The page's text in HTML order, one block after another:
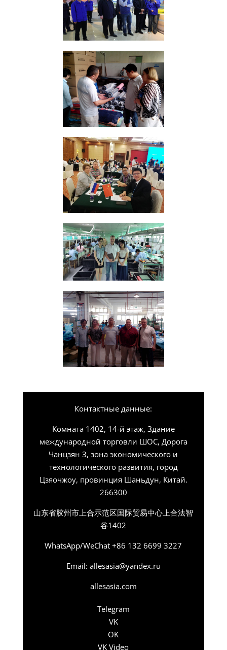
Контактные данные:
Комната 1402, 14-й этаж, Здание
международной торговли ШОС, Дорога
Чанцзян 3, зона экономического и
технологического развития, город
Цзяочжоу, провинция Шаньдун, Китай.
266300
山东省胶州市上合示范区国际贸易中心上合法智
谷1402
WhatsApp/WeChat +86 132 6699 3227
Email: allesasia@yandex.ru
allesasia.com
Telegram
VK
OK
VK Video